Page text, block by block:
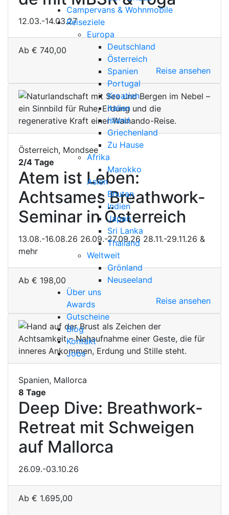
Campervans & Wohnmobile
Reiseziele
Europa
Deutschland
Österreich
Spanien
Portugal
Kroatien
Italien
Island
Griechenland
Zu Hause
Afrika
Marokko
Asien
Bhutan
Indien
Japan
Sri Lanka
Thailand
Weltweit
Grönland
Neuseeland
Über uns
Awards
Gutscheine
Blog
Kontakt
Jobs
12.03.-14.03.27
Ab € 740,00
Reise ansehen
Österreich, Mondsee
2/4 Tage
Atem ist Leben:
Achtsames Breathwork-
Seminar in Österreich
13.08.-16.08.26 26.09.-27.09.26 28.11.-29.11.26 &
mehr
Ab € 198,00
Reise ansehen
Spanien, Mallorca
8 Tage
Deep Dive: Breathwork-
Retreat mit Schweigen
auf Mallorca
26.09.-03.10.26
Ab € 1.695,00